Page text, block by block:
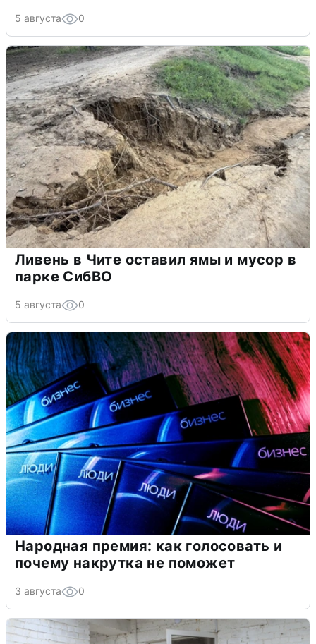
5 августа 0
Ливень в Чите оставил ямы и мусор в
парке СибВО
5 августа 0
Народная премия: как голосовать и
почему накрутка не поможет
3 августа 0